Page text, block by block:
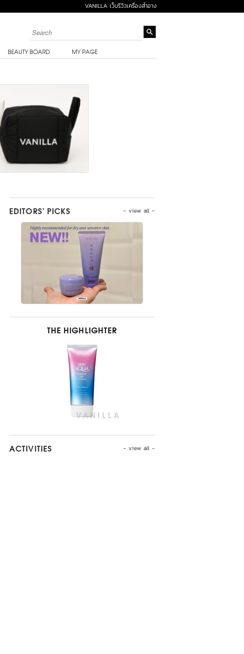
VANILLA เว็บรีวิวเครื่องสำอาง
BEAUTY BOARD MY PAGE
- view all -
EDITORS’ PICKS
THE HIGHLIGHTER
- view all -
ACTIVITIES